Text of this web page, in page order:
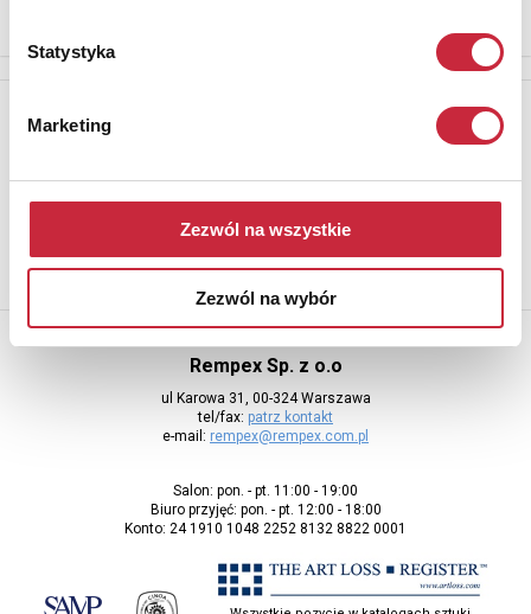
Statystyka
Marketing
Zezwól na wszystkie
Zezwól na wybór
Aby otrzymywać informacje o nowych aukcjach, prosimy podać
Rempex Sp. z o.o
ul Karowa 31, 00-324 Warszawa
tel/fax: patrz kontakt
e-mail: rempex@rempex.com.pl
Salon: pon. - pt. 11:00 - 19:00
Biuro przyjęć: pon. - pt. 12:00 - 18:00
Konto: 24 1910 1048 2252 8132 8822 0001